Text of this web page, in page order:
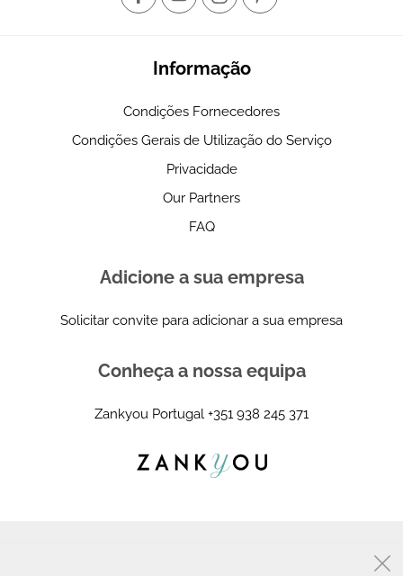
Informação
Condições Fornecedores
Condições Gerais de Utilização do Serviço
Privacidade
Our Partners
FAQ
Adicione a sua empresa
Solicitar convite para adicionar a sua empresa
Conheça a nossa equipa
Zankyou Portugal +351 938 245 371